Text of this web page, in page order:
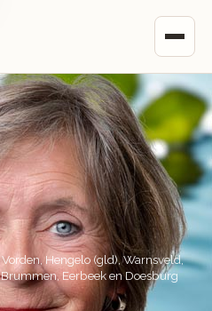
Menu
Hengelo (gld), Warnsveld,
Eerbeek en Doesburg